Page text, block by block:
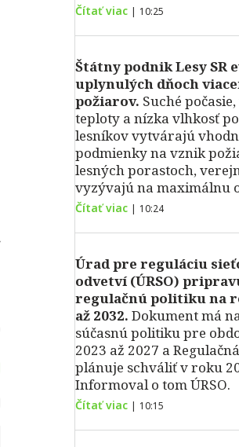
Čítať viac | 10:25
Štátny podnik Lesy SR
uplynulých dňoch
požiarov. Suché
teploty a nízka vlhkosť
lesníkov vytvárajú
podmienky na vznik
lesných porastoch,
vyzývajú na maximálnu
Čítať viac | 10:24
Úrad pre reguláciu
odvetví (ÚRSO)
regulačnú politiku na
až 2032. Dokument má
súčasnú politiku pre
2023 až 2027 a
plánuje schváliť v roku
Informoval o tom ÚRSO.
Čítať viac | 10:15